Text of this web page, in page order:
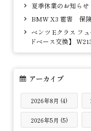
夏季休業のお知らせ
BMW X3 雹害 保険
ベンツ Eクラス フ
ドベース交換】
アーカイブ
2026年8月 (4)
2026年5月 (5)